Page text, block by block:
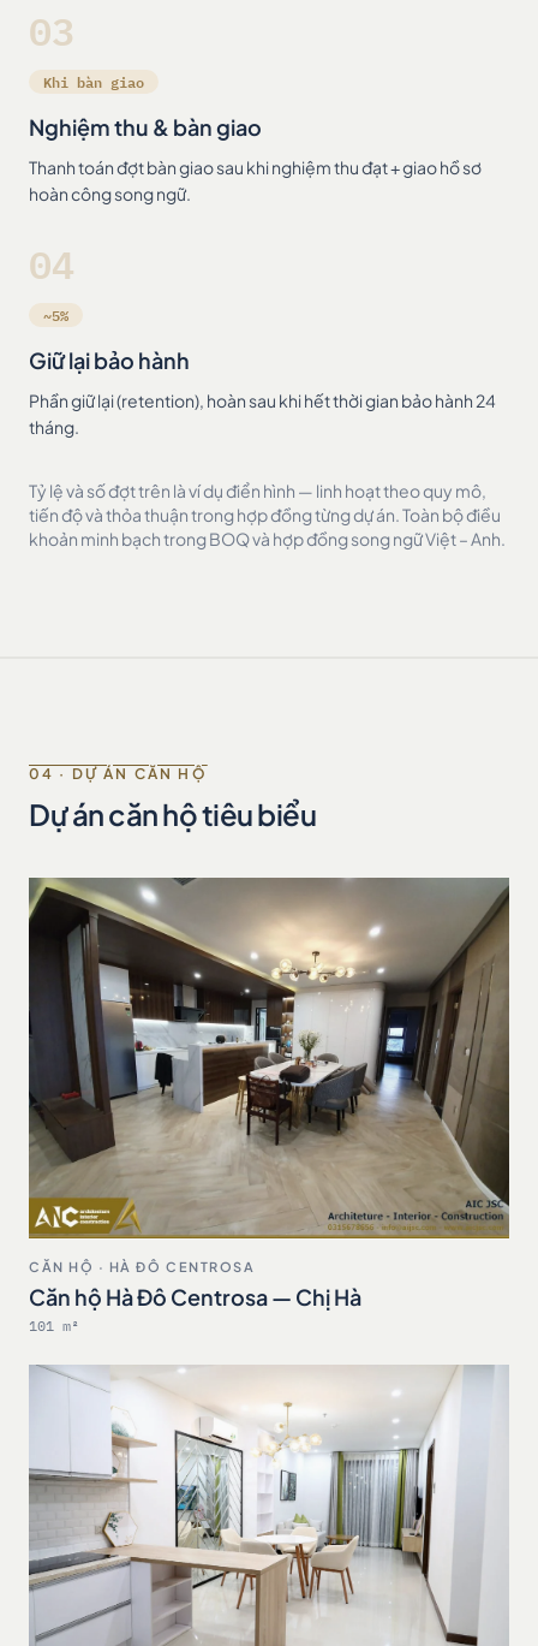
03
Khi bàn giao
Nghiệm thu & bàn giao
Thanh toán đợt bàn giao sau khi nghiệm thu đạt + giao hồ sơ
hoàn công song ngữ.
04
~5%
Giữ lại bảo hành
Phần giữ lại (retention), hoàn sau khi hết thời gian bảo hành 24
tháng.
Tỷ lệ và số đợt trên là ví dụ điển hình — linh hoạt theo quy mô,
tiến độ và thỏa thuận trong hợp đồng từng dự án. Toàn bộ điều
khoản minh bạch trong BOQ và hợp đồng song ngữ Việt – Anh.
04 · DỰ ÁN CĂN HỘ
Dự án căn hộ tiêu biểu
CĂN HỘ · HÀ ĐÔ CENTROSA
Căn hộ Hà Đô Centrosa — Chị Hà
101 m²